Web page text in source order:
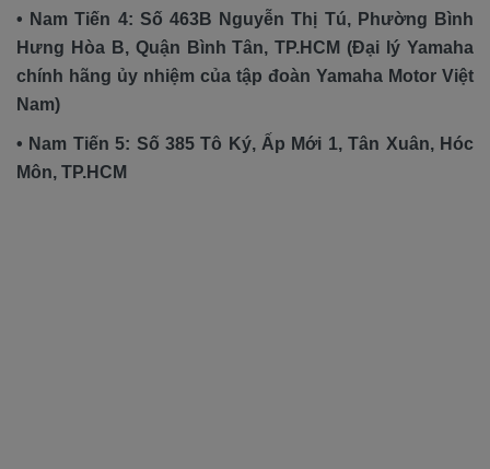
• Nam Tiến 4: Số 463B Nguyễn Thị Tú, Phường Bình
Hưng Hòa B, Quận Bình Tân, TP.HCM (Đại lý Yamaha
chính hãng ủy nhiệm của tập đoàn Yamaha Motor Việt
Nam)
• Nam Tiến 5: Số 385 Tô Ký, Ấp Mới 1, Tân Xuân, Hóc
Môn, TP.HCM